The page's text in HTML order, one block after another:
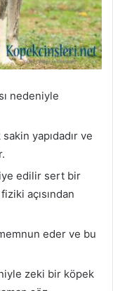
nedeniyle
yapıdadır ve
edilir sert bir
açısından
eder ve bu
zeki bir köpek